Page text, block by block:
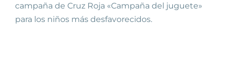
campaña de Cruz Roja «Campaña del juguete»
para los niños más desfavorecidos.